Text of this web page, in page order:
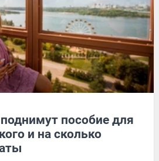
пособие для
и на сколько